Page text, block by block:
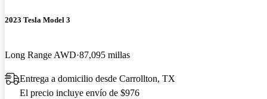
2023 Tesla Model 3
Long Range AWD 87,095 millas
Entrega a domicilio desde Carrollton, TX
El precio incluye envío de $976